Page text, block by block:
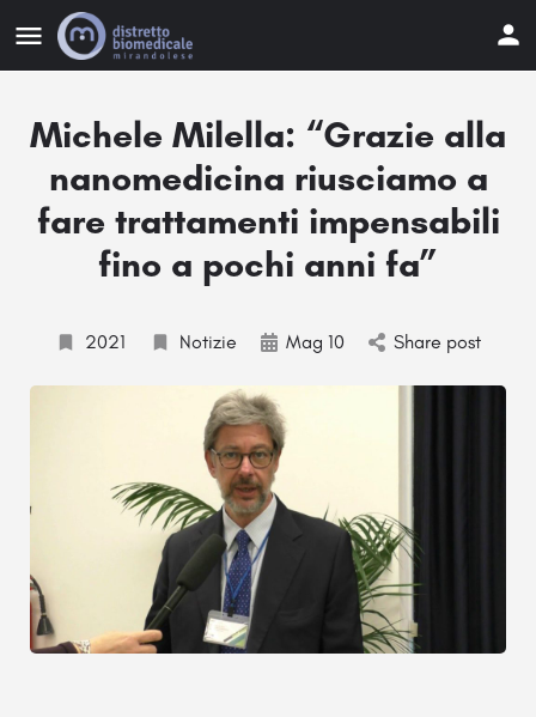
Michele Milella: “Grazie alla
nanomedicina riusciamo a
fare trattamenti impensabili
fino a pochi anni fa”
2021 Notizie Mag 10 Share post